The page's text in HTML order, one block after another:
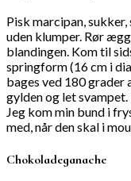
Pisk marcipan,
uden klumper. Rør
blandingen. Kom til
springform (16 cm i
bages ved 180 grader
gylden og let
Jeg kom min bund i
med, når den skal i
Chokoladeganache